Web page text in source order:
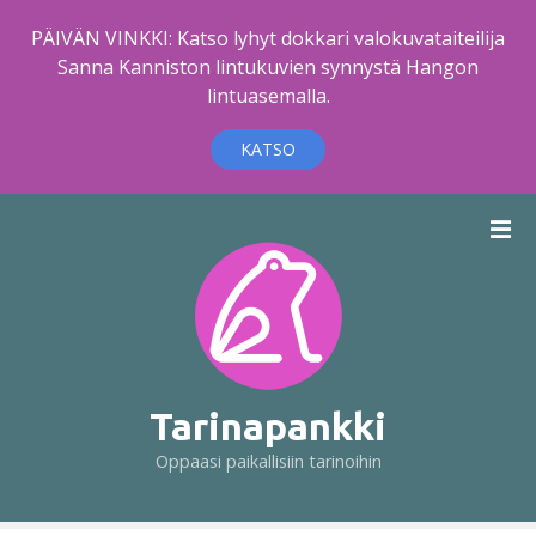
PÄIVÄN VINKKI: Katso lyhyt dokkari valokuvataiteilija
Sanna Kanniston lintukuvien synnystä Hangon
lintuasemalla.
KATSO
t
Tarinapankki
Oppaasi paikallisiin tarinoihin